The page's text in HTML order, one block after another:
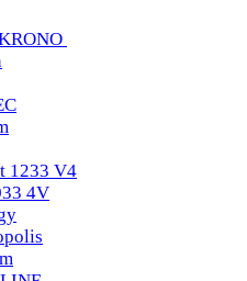
1233 V4
4V